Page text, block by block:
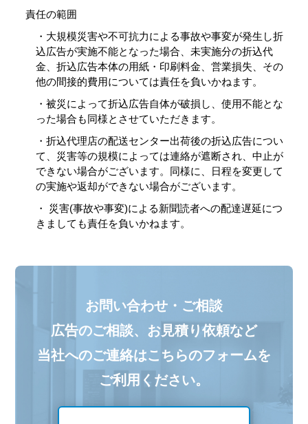
責任の範囲
・大規模災害や不可抗力による事故や事変が発生し折
込広告が実施不能となった場合、未実施分の折込代
金、折込広告本体の用紙・印刷料金、営業損失、その
他の間接的費用については責任を負いかねます。
・被災によって折込広告自体が破損し、使用不能とな
った場合も同様とさせていただきます。
・折込代理店の配送センター出荷後の折込広告につい
て、災害等の規模によっては連絡が遮断され、中止が
できない場合がございます。同様に、日程を変更して
の実施や返却ができない場合がございます。
・ 災害(事故や事変)による新聞読者への配達遅延につ
きましても責任を負いかねます。
お問い合わせ・ご相談
広告のご相談、お見積り依頼など
当社へのご連絡はこちらのフォームを
ご利用ください。